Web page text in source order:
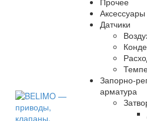
Аксессуары
Датчики
Запорно-
арматура